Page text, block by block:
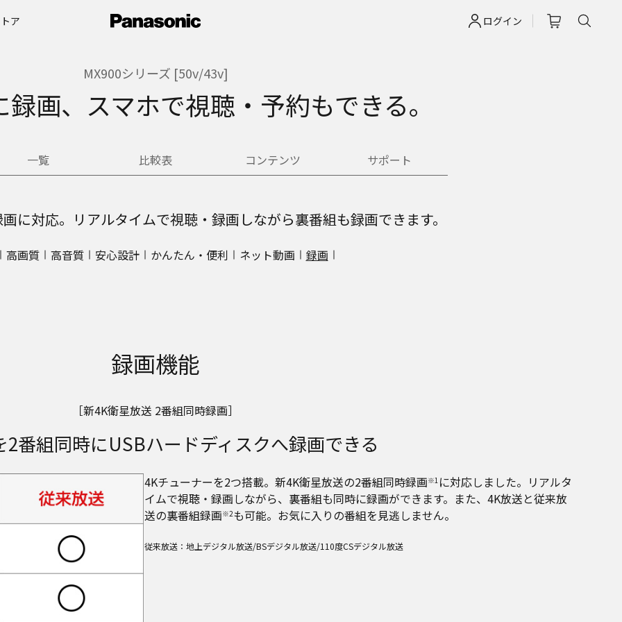
ログイン
ア
MX900シリーズ [50v/43v]
画、スマホで視聴・予約もできる。
一覧 比較表 コンテンツ サポート
に対応。リアルタイムで視聴・録画しながら裏番組も録画できます。
高画質 高音質 安心設計 かんたん・便利 ネット動画 録画
録画機能
［新4K衛星放送 2番組同時録画］
2番組同時にUSBハードディスクへ録画できる
4Kチューナーを2つ搭載。新4K衛星放送の2番組同時録画※1 に対応しました。リアルタ
イムで視聴・録画しながら、裏番組も同時に録画ができます。また、4K放送と従来放
送の裏番組録画※2も可能。お気に入りの番組を見逃しません。
従来放送：地上デジタル放送/BSデジタル放送/110度CSデジタル放送